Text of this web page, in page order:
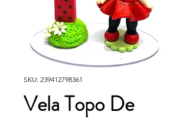
SKU: 239412798361
Vela Topo De